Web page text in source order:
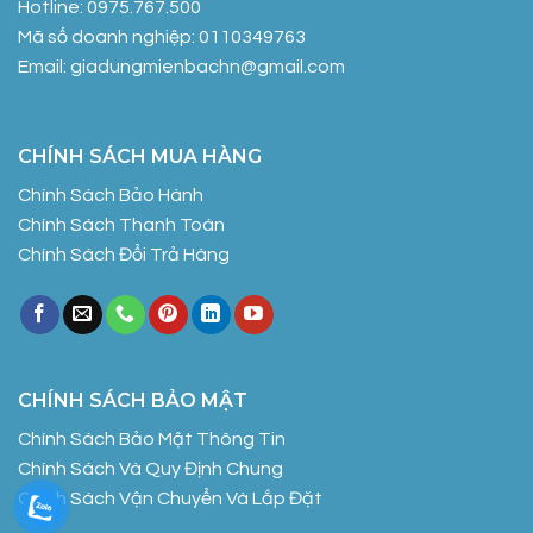
Hotline: 0975.767.500
Mã số doanh nghiệp: 0110349763
Email: giadungmienbachn@gmail.com
CHÍNH SÁCH MUA HÀNG
Chính Sách Bảo Hành
Chính Sách Thanh Toán
Chính Sách Đổi Trả Hàng
CHÍNH SÁCH BẢO MẬT
Chính Sách Bảo Mật Thông Tin
Chính Sách Và Quy Định Chung
Chính Sách Vận Chuyển Và Lắp Đặt